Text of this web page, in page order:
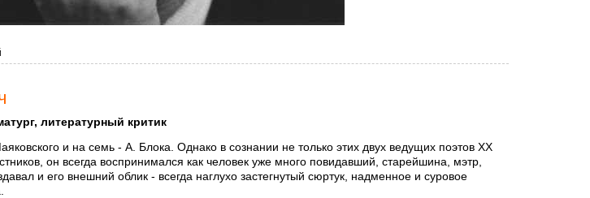
литературный критик
и на семь - А. Блока. Однако в сознании не только этих двух ведущих поэтов XX
он всегда воспринимался как человек уже много повидавший, старейшина, мэтр,
и его внешний облик - всегда наглухо застегнутый сюртук, надменное и суровое